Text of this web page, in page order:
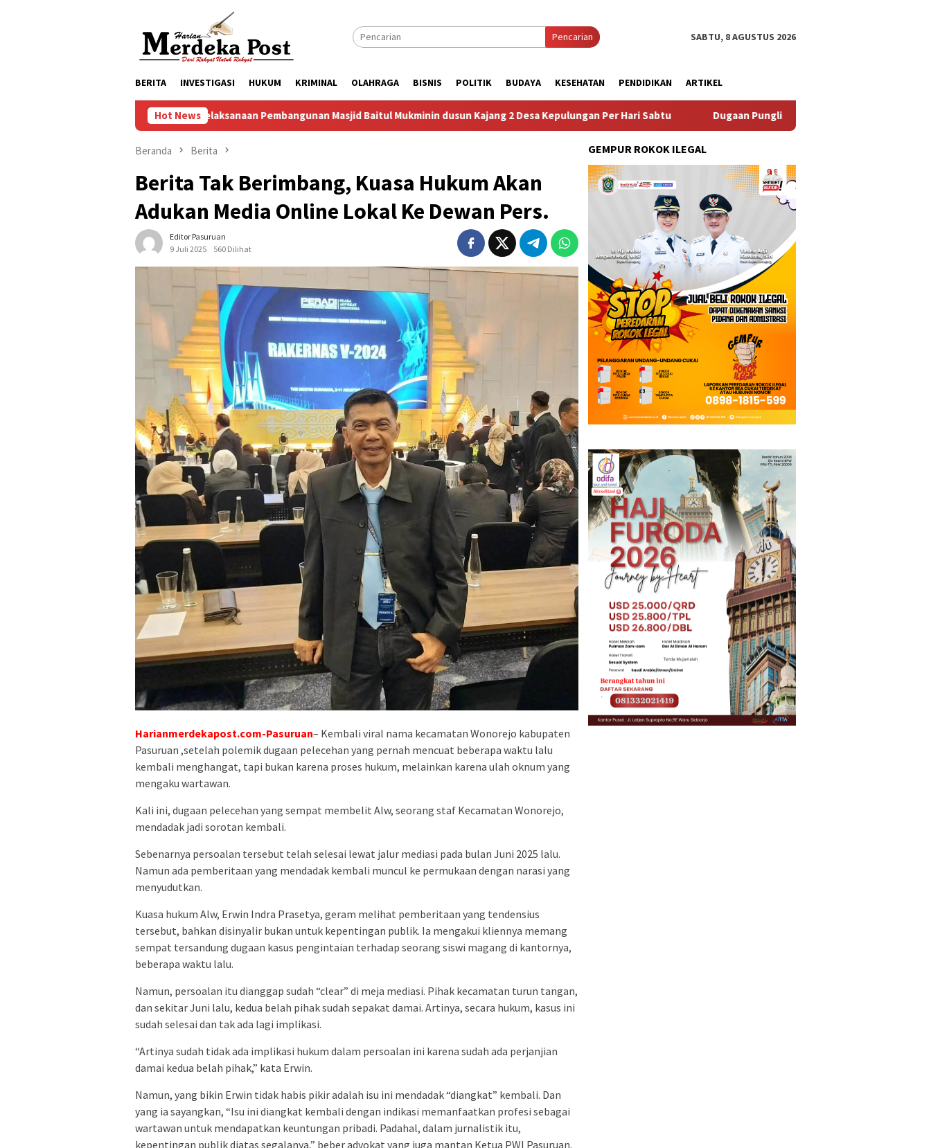
Pencarian SABTU, 8 AGUSTUS 2026
BERITA INVESTIGASI HUKUM KRIMINAL OLAHRAGA BISNIS POLITIK BUDAYA KESEHATAN PENDIDIKAN ARTIKEL
Hot News
Progres Pelaksanaan Pembangunan Masjid Baitul Mukminin dusun Kajang 2 Desa Kepulungan Per Hari Sabtu Dugaan Pungli SKAB di BPRD Lumajang Oknum Dipaksa Kembalikan
Beranda Berita
Berita Tak Berimbang, Kuasa Hukum Akan
Adukan Media Online Lokal Ke Dewan Pers.
Editor Pasuruan
9 Juli 2025
560 Dilihat
Harianmerdekapost.com-Pasuruan– Kembali viral nama kecamatan Wonorejo kabupaten
Pasuruan ,setelah polemik dugaan pelecehan yang pernah mencuat beberapa waktu lalu
kembali menghangat, tapi bukan karena proses hukum, melainkan karena ulah oknum yang
mengaku wartawan.
Kali ini, dugaan pelecehan yang sempat membelit Alw, seorang staf Kecamatan Wonorejo,
mendadak jadi sorotan kembali.
Sebenarnya persoalan tersebut telah selesai lewat jalur mediasi pada bulan Juni 2025 lalu.
Namun ada pemberitaan yang mendadak kembali muncul ke permukaan dengan narasi yang
menyudutkan.
Kuasa hukum Alw, Erwin Indra Prasetya, geram melihat pemberitaan yang tendensius
tersebut, bahkan disinyalir bukan untuk kepentingan publik. Ia mengakui kliennya memang
sempat tersandung dugaan kasus pengintaian terhadap seorang siswi magang di kantornya,
beberapa waktu lalu.
Namun, persoalan itu dianggap sudah “clear” di meja mediasi. Pihak kecamatan turun tangan,
dan sekitar Juni lalu, kedua belah pihak sudah sepakat damai. Artinya, secara hukum, kasus ini
sudah selesai dan tak ada lagi implikasi.
“Artinya sudah tidak ada implikasi hukum dalam persoalan ini karena sudah ada perjanjian
damai kedua belah pihak,” kata Erwin.
Namun, yang bikin Erwin tidak habis pikir adalah isu ini mendadak “diangkat” kembali. Dan
yang ia sayangkan, “Isu ini diangkat kembali dengan indikasi memanfaatkan profesi sebagai
wartawan untuk mendapatkan keuntungan pribadi. Padahal, dalam jurnalistik itu,
kepentingan publik diatas segalanya,” beber advokat yang juga mantan Ketua PWI Pasuruan.
GEMPUR ROKOK ILEGAL